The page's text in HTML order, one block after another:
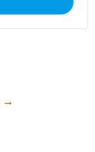
→